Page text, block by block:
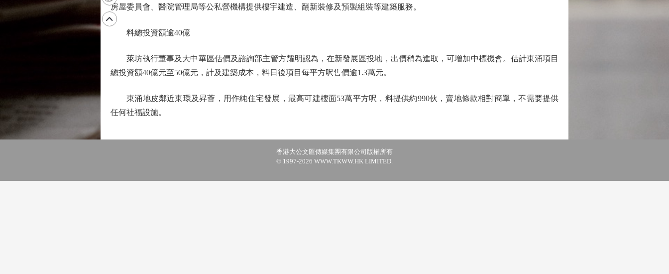
房屋委員會、醫院管理局等公私營機構提供樓宇建造、翻新裝修及預製組裝等建築服務。
料總投資額逾40億
萊坊執行董事及大中華區估價及諮詢部主管方耀明認為，在新發展區投地，出價稍為進取，可增加中標機會。估計東涌項目
總投資額40億元至50億元，計及建築成本，料日後項目每平方呎售價逾1.3萬元。
東涌地皮鄰近東環及昇薈，用作純住宅發展，最高可建樓面53萬平方呎，料提供約990伙，賣地條款相對簡單，不需要提供
任何社福設施。
香港大公文匯傳媒集團有限公司版權所有
© 1997-2026 WWW.TKWW.HK LIMITED.